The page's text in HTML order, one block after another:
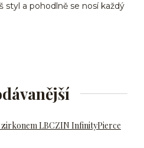
styl a pohodlně se nosí každý
zirkonem LBCZIN InfinityPierce